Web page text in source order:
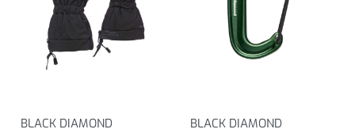
BLACK DIAMOND BLACK DIAMOND